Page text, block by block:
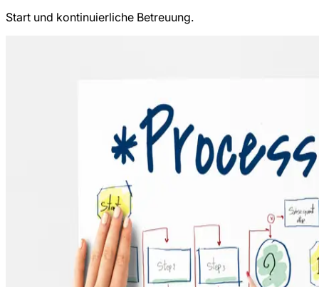
Start und kontinuierliche Betreuung.